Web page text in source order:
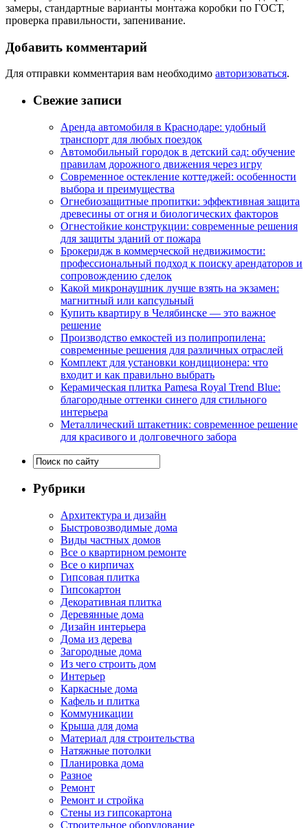
замеры, стандартные варианты монтажа коробки по ГОСТ,
проверка правильности, запенивание.
Добавить комментарий
Для отправки комментария вам необходимо авторизоваться.
Свежие записи
Аренда автомобиля в Краснодаре: удобный
транспорт для любых поездок
Автомобильный городок в детский сад: обучение
правилам дорожного движения через игру
Современное остекление коттеджей: особенности
выбора и преимущества
Огнебиозащитные пропитки: эффективная защита
древесины от огня и биологических факторов
Огнестойкие конструкции: современные решения
для защиты зданий от пожара
Брокеридж в коммерческой недвижимости:
профессиональный подход к поиску арендаторов и
сопровождению сделок
Какой микронаушник лучше взять на экзамен:
магнитный или капсульный
Купить квартиру в Челябинске — это важное
решение
Производство емкостей из полипропилена:
современные решения для различных отраслей
Комплект для установки кондиционера: что
входит и как правильно выбрать
Керамическая плитка Pamesa Royal Trend Blue:
благородные оттенки синего для стильного
интерьера
Металлический штакетник: современное решение
для красивого и долговечного забора
Рубрики
Архитектура и дизайн
Быстровозводимые дома
Виды частных домов
Все о квартирном ремонте
Все о кирпичах
Гипсовая плитка
Гипсокартон
Декоративная плитка
Деревянные дома
Дизайн интерьера
Дома из дерева
Загородные дома
Из чего строить дом
Интерьер
Каркасные дома
Кафель и плитка
Коммуникации
Крыша для дома
Материал для строительства
Натяжные потолки
Планировка дома
Разное
Ремонт
Ремонт и стройка
Стены из гипсокартона
Строительное оборудование